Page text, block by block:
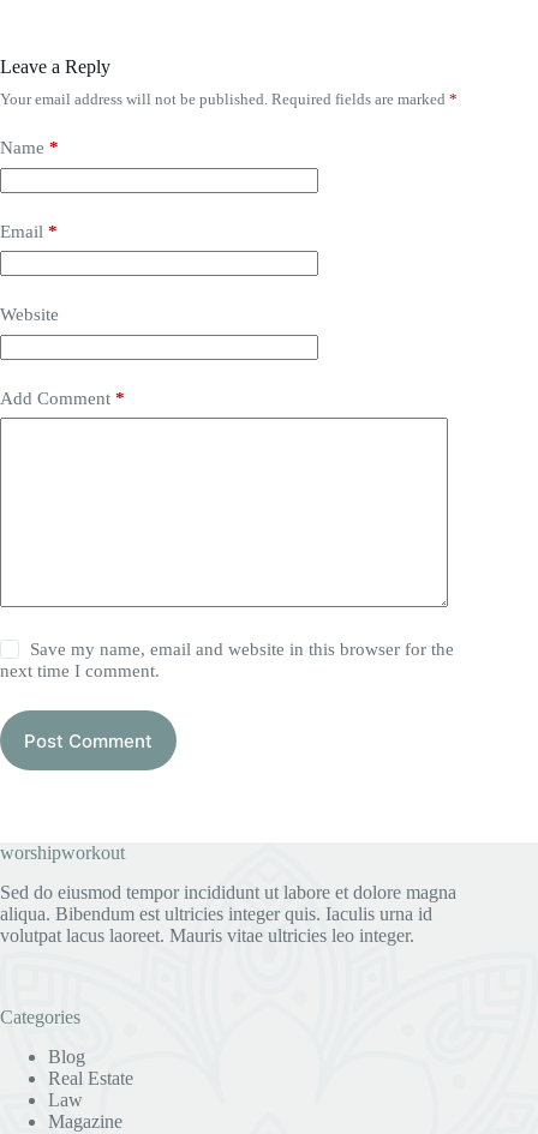
Leave a Reply
Your email address will not be published. Required fields are marked *
Name *
Email *
Website
Add Comment *
Save my name, email and website in this browser for the
next time I comment.
Post Comment
worshipworkout
Sed do eiusmod tempor incididunt ut labore et dolore magna
aliqua. Bibendum est ultricies integer quis. Iaculis urna id
volutpat lacus laoreet. Mauris vitae ultricies leo integer.
Categories
Blog
Real Estate
Law
Magazine